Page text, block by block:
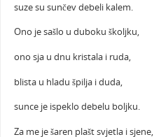
suze su sunčev debeli kalem.
Ono je sašlo u duboku školjku,
ono sja u dnu kristala i ruda,
blista u hladu špilja i duda,
sunce je ispeklo debelu boljku.
Za me je šaren plašt svjetla i sjene,